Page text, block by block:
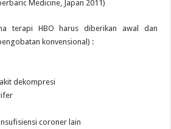
Medicine, Japan 2011)
terapi HBO harus diberikan awal dan
konvensional) :
dekompresi
coroner lain